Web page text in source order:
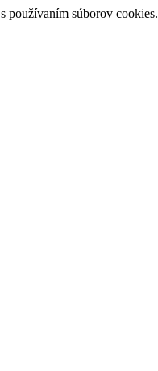
používaním súborov cookies.